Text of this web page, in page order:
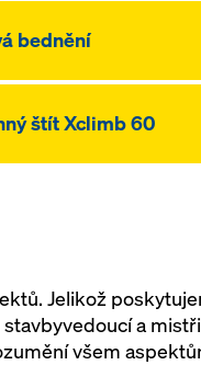
bednění
štít Xclimb 60
Jelikož
a
všem